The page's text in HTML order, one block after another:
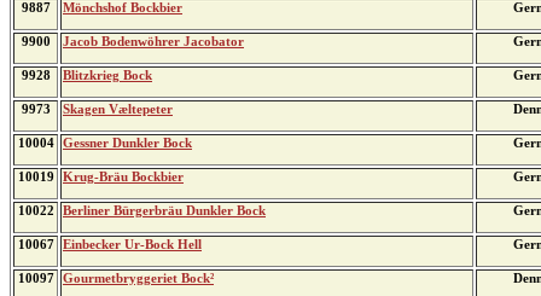
9887 Mönchshof Bockbier
9900 Jacob Bodenwöhrer Jacobator
9928 Blitzkrieg Bock
9973 Skagen Væltepeter
10004 Gessner Dunkler Bock
10019 Krug-Bräu Bockbier
10022 Berliner Bürgerbräu Dunkler Bock
10067 Einbecker Ur-Bock Hell
10097 Gourmetbryggeriet Bock²